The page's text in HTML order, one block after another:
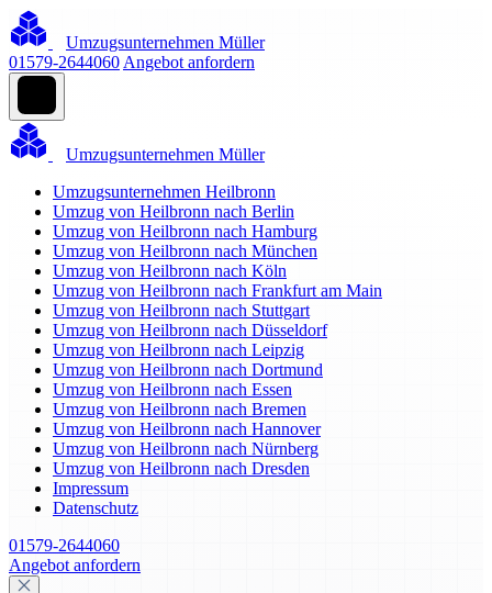
Umzugsunternehmen Müller
01579-2644060 Angebot anfordern
Umzugsunternehmen Müller
Umzugsunternehmen Heilbronn
Umzug von Heilbronn nach Berlin
Umzug von Heilbronn nach Hamburg
Umzug von Heilbronn nach München
Umzug von Heilbronn nach Köln
Umzug von Heilbronn nach Frankfurt am Main
Umzug von Heilbronn nach Stuttgart
Umzug von Heilbronn nach Düsseldorf
Umzug von Heilbronn nach Leipzig
Umzug von Heilbronn nach Dortmund
Umzug von Heilbronn nach Essen
Umzug von Heilbronn nach Bremen
Umzug von Heilbronn nach Hannover
Umzug von Heilbronn nach Nürnberg
Umzug von Heilbronn nach Dresden
Impressum
Datenschutz
01579-2644060
Angebot anfordern